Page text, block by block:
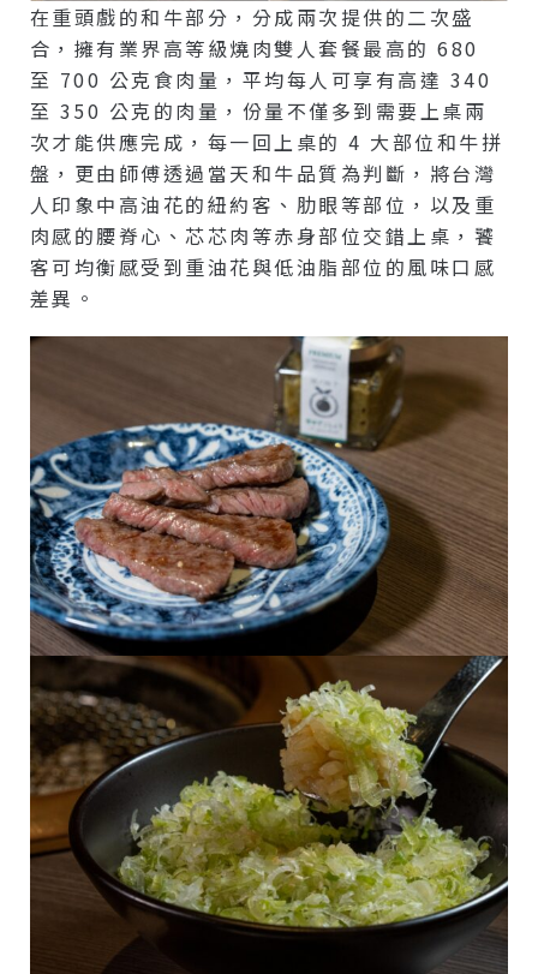
在重頭戲的和牛部分，分成兩次提供的二次盛
合，擁有業界高等級燒肉雙人套餐最高的 680
至 700 公克食肉量，平均每人可享有高達 340
至 350 公克的肉量，份量不僅多到需要上桌兩
次才能供應完成，每一回上桌的 4 大部位和牛拼
盤，更由師傅透過當天和牛品質為判斷，將台灣
人印象中高油花的紐約客、肋眼等部位，以及重
肉感的腰脊心、芯芯肉等赤身部位交錯上桌，饕
客可均衡感受到重油花與低油脂部位的風味口感
差異。